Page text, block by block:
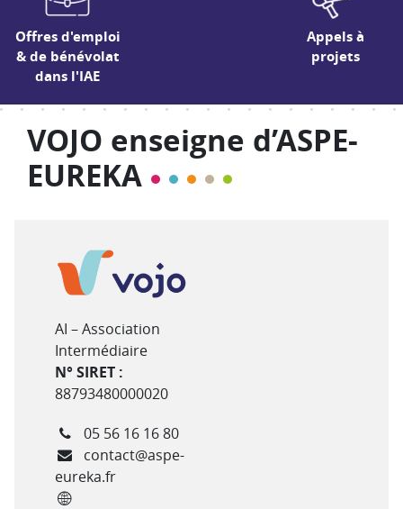
Offres d'emploi
& de bénévolat
dans l'IAE
Appels à
projets
VOJO enseigne d’ASPE-
EUREKA
Type de structure
AI – Association
Intermédiaire
N° SIRET :
88793480000020
Téléphone
05 56 16 16 80
Courrielcontact@aspe-
eureka.fr
Site internet